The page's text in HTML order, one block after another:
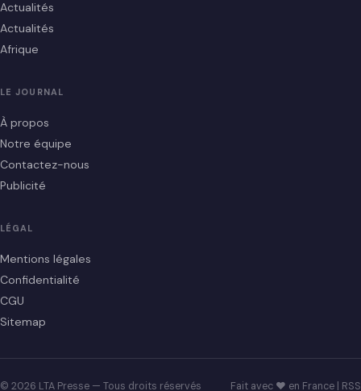
Actualités
Actualités
Afrique
LE JOURNAL
À propos
Notre équipe
Contactez-nous
Publicité
LÉGAL
Mentions légales
Confidentialité
CGU
Sitemap
© 2026 LTA Presse — Tous droits réservés Fait avec ♥ en France | RSS